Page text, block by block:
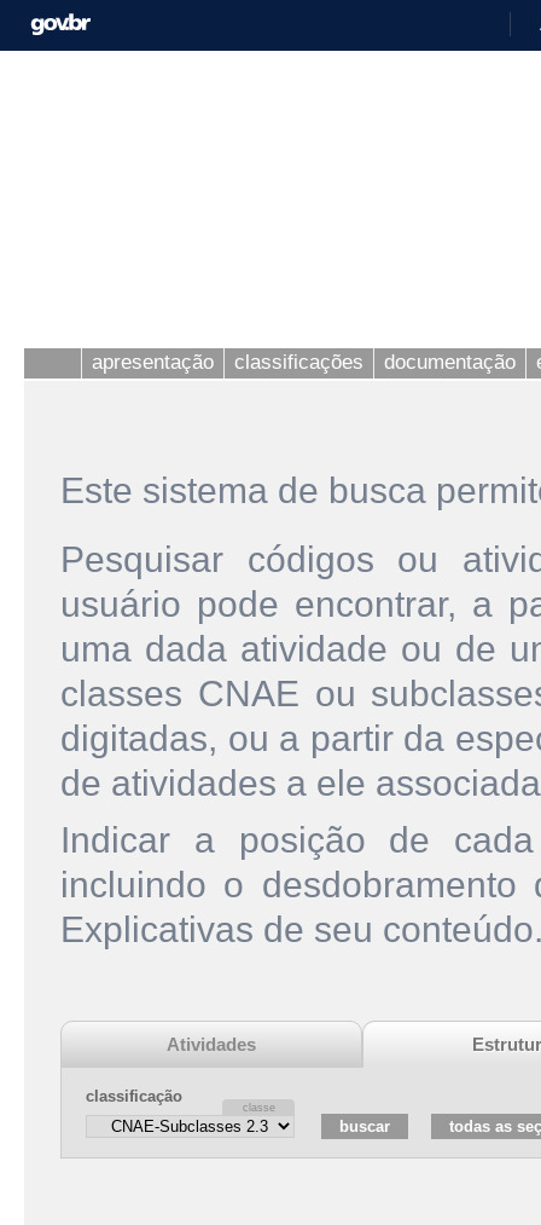
apresentação classificações documentação
Este sistema de busca
Pesquisar códigos ou
usuário pode encontrar, a
uma dada atividade ou de
classes CNAE ou
digitadas, ou a partir da
de atividades a ele
Indicar a posição de
incluindo o
Explicativas de seu
Atividades
classificação